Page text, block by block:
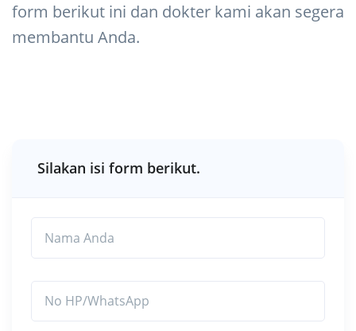
form berikut ini dan dokter kami akan segera
membantu Anda.
Silakan isi form berikut.